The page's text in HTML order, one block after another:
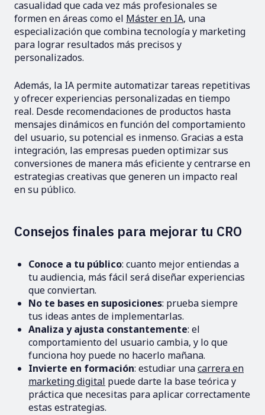
casualidad que cada vez más profesionales se
formen en áreas como el Máster en IA, una
especialización que combina tecnología y marketing
para lograr resultados más precisos y
personalizados.
Además, la IA permite automatizar tareas repetitivas
y ofrecer experiencias personalizadas en tiempo
real. Desde recomendaciones de productos hasta
mensajes dinámicos en función del comportamiento
del usuario, su potencial es inmenso. Gracias a esta
integración, las empresas pueden optimizar sus
conversiones de manera más eficiente y centrarse en
estrategias creativas que generen un impacto real
en su público.
Consejos finales para mejorar tu CRO
Conoce a tu público: cuanto mejor entiendas a
tu audiencia, más fácil será diseñar experiencias
que conviertan.
No te bases en suposiciones: prueba siempre
tus ideas antes de implementarlas.
Analiza y ajusta constantemente: el
comportamiento del usuario cambia, y lo que
funciona hoy puede no hacerlo mañana.
Invierte en formación: estudiar unacarrera en
marketing digital puede darte la base teórica y
práctica que necesitas para aplicar correctamente
estas estrategias.